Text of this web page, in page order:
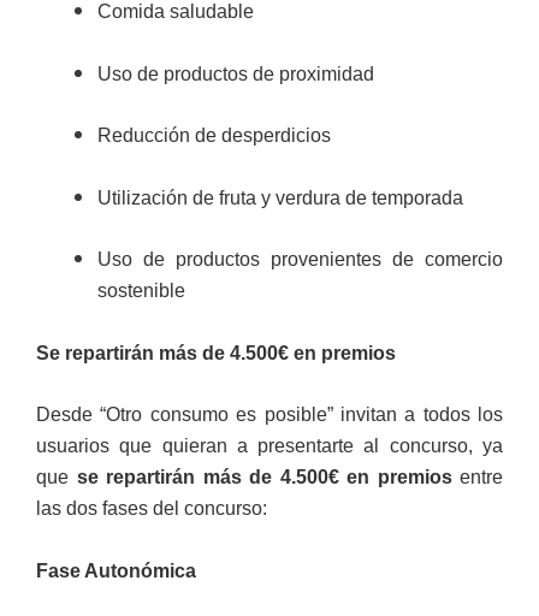
Comida saludable
Uso de productos de proximidad
Reducción de desperdicios
Utilización de fruta y verdura de temporada
Uso de productos provenientes de comercio
sostenible
Se repartirán más de 4.500€ en premios
Desde “Otro consumo es posible” invitan a todos los
usuarios que quieran a presentarte al concurso, ya
que se repartirán más de 4.500€ en premiosentre
las dos fases del concurso:
Fase Autonómica